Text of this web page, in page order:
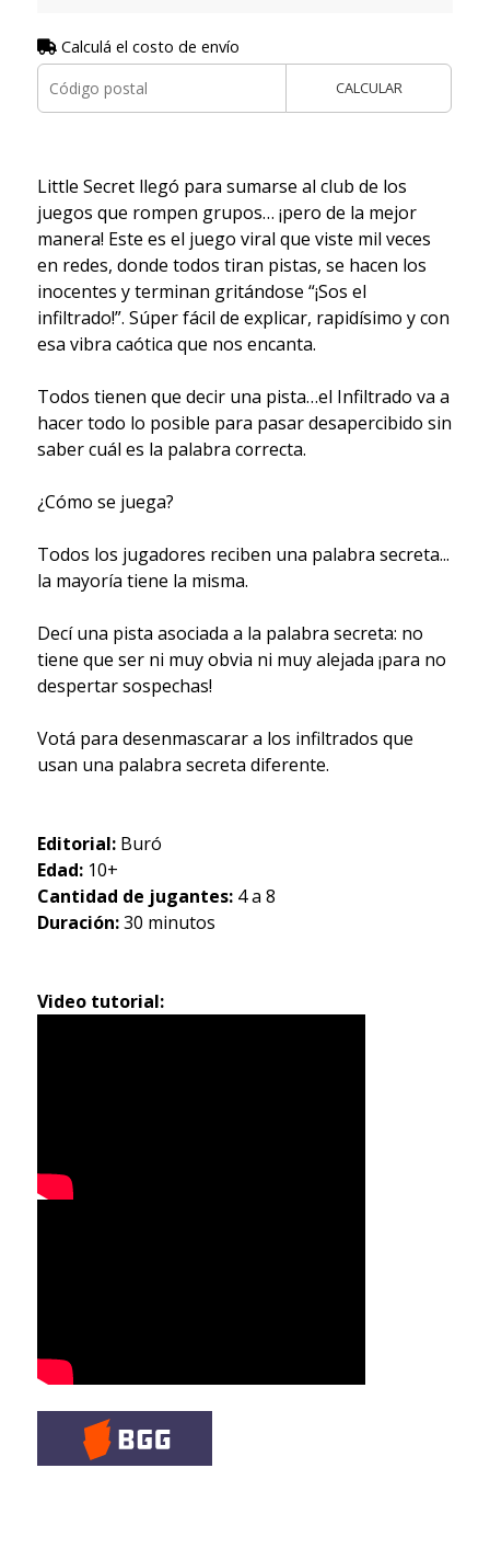
Calculá el costo de envío
CALCULAR
Little Secret llegó para sumarse al club de los
juegos que rompen grupos… ¡pero de la mejor
manera! Este es el juego viral que viste mil veces
en redes, donde todos tiran pistas, se hacen los
inocentes y terminan gritándose “¡Sos el
infiltrado!”. Súper fácil de explicar, rapidísimo y con
esa vibra caótica que nos encanta.
Todos tienen que decir una pista…el Infiltrado va a
hacer todo lo posible para pasar desapercibido sin
saber cuál es la palabra correcta.
¿Cómo se juega?
Todos los jugadores reciben una palabra secreta...
la mayoría tiene la misma.
Decí una pista asociada a la palabra secreta: no
tiene que ser ni muy obvia ni muy alejada ¡para no
despertar sospechas!
Votá para desenmascarar a los infiltrados que
usan una palabra secreta diferente.
Editorial: Buró
Edad: 10+
Cantidad de jugantes: 4 a 8
Duración:30 minutos
Video tutorial: